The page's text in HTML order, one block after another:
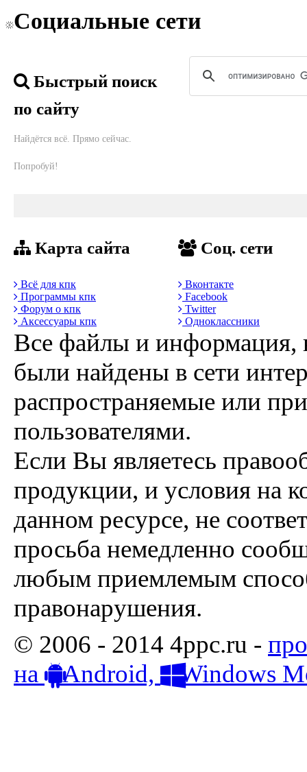
Социальные сети
Быстрый поиск
по сайту
Найдётся всё. Прямо сейчас.
Попробуй!
Карта сайта
Всё для кпк
Программы кпк
Форум о кпк
Аксессуары кпк
Соц. сети
Вконтакте
Facebook
Twitter
Одноклассники
Все файлы и информация,
были найдены в сети
распространяемые или
пользователями.
Если Вы являетесь
продукции, и условия на
данном ресурсе, не
просьба немедленно
любым приемлемым
правонарушения.
© 2006 - 2014 4ppc.ru -
на
Android, Windows